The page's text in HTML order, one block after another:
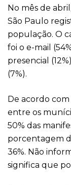
No mês de
São Paulo
população. O
foi o e-mail
presencial
(7%).
De acordo
entre os
50% das
porcentagem
36%. Não
significa que